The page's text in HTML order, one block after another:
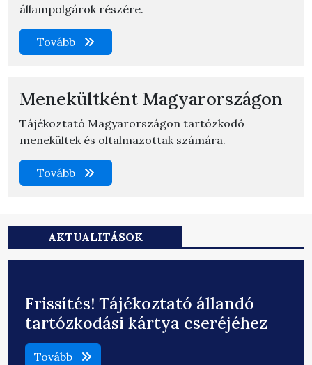
állampolgárok részére.
Tovább
Menekültként Magyarországon
Tájékoztató Magyarországon tartózkodó
menekültek és oltalmazottak számára.
Tovább
AKTUALITÁSOK
Frissítés! Tájékoztató állandó
tartózkodási kártya cseréjéhez
Tovább